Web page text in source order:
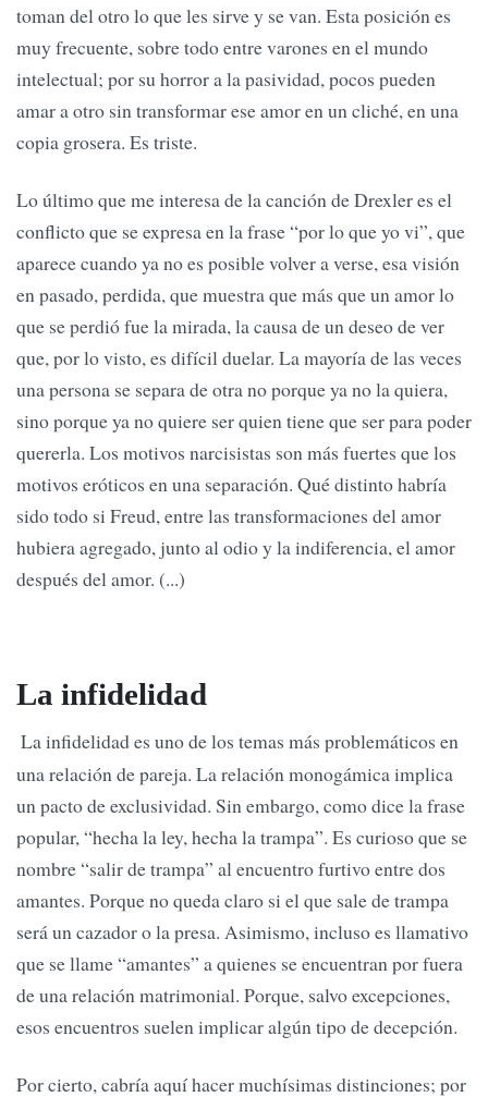
toman del otro lo que les sirve y se van. Esta posición es
muy frecuente, sobre todo entre varones en el mundo
intelectual; por su horror a la pasividad, pocos pueden
amar a otro sin transformar ese amor en un cliché, en una
copia grosera. Es triste.
Lo último que me interesa de la canción de Drexler es el
conflicto que se expresa en la frase “por lo que yo vi”, que
aparece cuando ya no es posible volver a verse, esa visión
en pasado, perdida, que muestra que más que un amor lo
que se perdió fue la mirada, la causa de un deseo de ver
que, por lo visto, es difícil duelar. La mayoría de las veces
una persona se separa de otra no porque ya no la quiera,
sino porque ya no quiere ser quien tiene que ser para poder
quererla. Los motivos narcisistas son más fuertes que los
motivos eróticos en una separación. Qué distinto habría
sido todo si Freud, entre las transformaciones del amor
hubiera agregado, junto al odio y la indiferencia, el amor
después del amor. (...)
La infidelidad
La infidelidad es uno de los temas más problemáticos en
una relación de pareja. La relación monogámica implica
un pacto de exclusividad. Sin embargo, como dice la frase
popular, “hecha la ley, hecha la trampa”. Es curioso que se
nombre “salir de trampa” al encuentro furtivo entre dos
amantes. Porque no queda claro si el que sale de trampa
será un cazador o la presa. Asimismo, incluso es llamativo
que se llame “amantes” a quienes se encuentran por fuera
de una relación matrimonial. Porque, salvo excepciones,
esos encuentros suelen implicar algún tipo de decepción.
Por cierto, cabría aquí hacer muchísimas distinciones; por